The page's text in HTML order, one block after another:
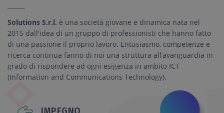
Solutions S.r.l. è una società giovane e dinamica nata nel
2015 dall'idea di un gruppo di professionisti che hanno fatto
di una passione il proprio lavoro. Entusiasmo, competenze e
ricerca continua fanno di noi una struttura all’avanguardia in
grado di rispondere ad ogni esigenza in ambito ICT
(Information and Communications Technology).